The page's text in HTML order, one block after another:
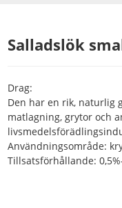
Salladslök
Drag:
Den har en rik, naturlig
matlagning, grytor och
Användningsområde:
Tillsatsförhållande: